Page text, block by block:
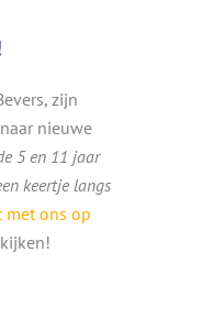
zijn
nieuwe
5 en 11 jaar
keertje langs
met ons op